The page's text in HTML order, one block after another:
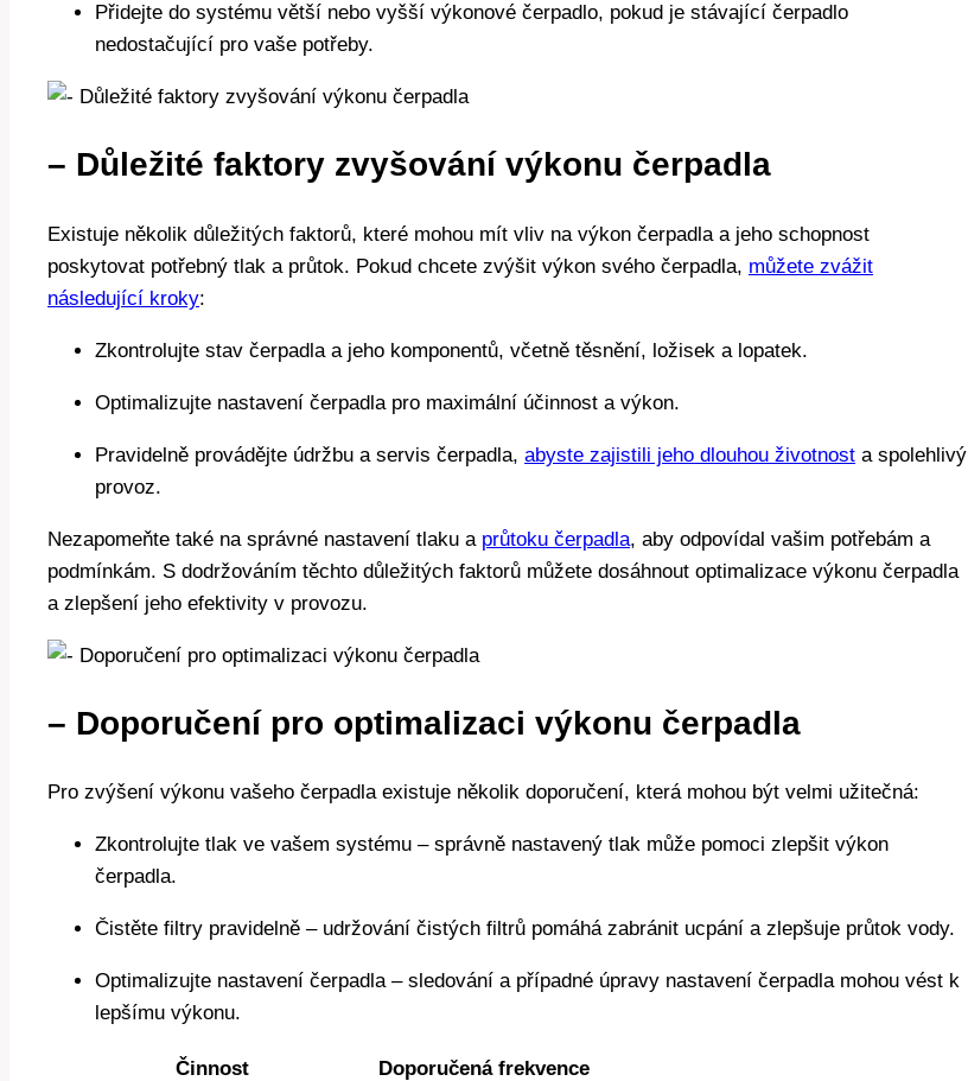
Přidejte do systému větší nebo vyšší výkonové čerpadlo, pokud je stávající čerpadlo
nedostačující pro vaše potřeby.
– Důležité faktory zvyšování výkonu čerpadla
Existuje několik důležitých faktorů, které mohou mít vliv na výkon čerpadla a jeho schopnost
poskytovat potřebný tlak a průtok. Pokud chcete zvýšit výkon svého čerpadla, můžete zvážit
následující kroky:
Zkontrolujte stav čerpadla a jeho komponentů, včetně těsnění, ložisek a lopatek.
Optimalizujte nastavení čerpadla pro maximální účinnost a výkon.
Pravidelně provádějte údržbu a servis čerpadla, abyste zajistili jeho dlouhou životnost a spolehlivý
provoz.
Nezapomeňte také na správné nastavení tlaku a průtoku čerpadla, aby odpovídal vašim potřebám a
podmínkám. S dodržováním těchto důležitých faktorů můžete dosáhnout optimalizace výkonu čerpadla
a zlepšení jeho efektivity v provozu.
– Doporučení pro optimalizaci výkonu čerpadla
Pro zvýšení výkonu vašeho čerpadla existuje několik doporučení, která mohou být velmi užitečná:
Zkontrolujte tlak ve vašem systému – správně nastavený tlak může pomoci zlepšit výkon
čerpadla.
Čistěte filtry pravidelně – udržování čistých filtrů pomáhá zabránit ucpání a zlepšuje průtok vody.
Optimalizujte nastavení čerpadla – sledování a případné úpravy nastavení čerpadla mohou vést k
lepšímu výkonu.
Činnost
Doporučená frekvence